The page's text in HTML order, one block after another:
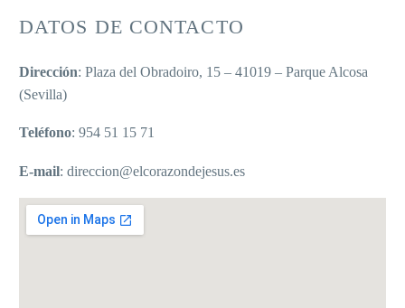
DATOS DE CONTACTO
Dirección: Plaza del Obradoiro, 15 – 41019 – Parque Alcosa
(Sevilla)
Teléfono: 954 51 15 71
E-mail: direccion@elcorazondejesus.es